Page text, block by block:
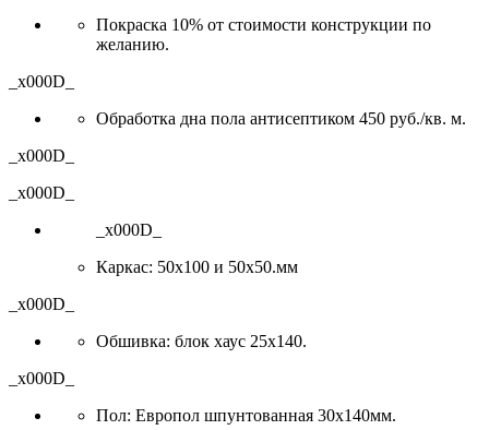
Покраска 10% от стоимости конструкции по
желанию.
_x000D_
Обработка дна пола антисептиком 450 руб./кв. м.
_x000D_
_x000D_
_x000D_
Каркас: 50х100 и 50х50.мм
_x000D_
Обшивка: блок хаус 25х140.
_x000D_
Пол: Европол шпунтованная 30х140мм.